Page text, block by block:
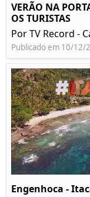
VERÃO NA
OS TURISTAS
Por TV Record -
Publicado em 10/12/
Engenhoca -